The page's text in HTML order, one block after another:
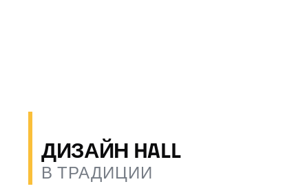
ДИЗАЙН HALL
В ТРАДИЦИИ